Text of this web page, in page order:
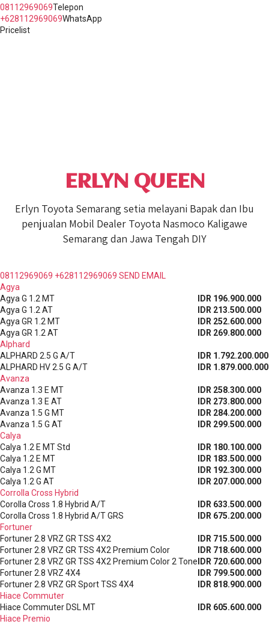
08112969069Telepon
+628112969069WhatsApp
Pricelist
ERLYN QUEEN
Erlyn Toyota Semarang setia melayani Bapak dan Ibu
penjualan Mobil Dealer Toyota Nasmoco Kaligawe
Semarang dan Jawa Tengah DIY
08112969069 +628112969069 SEND EMAIL
Agya
Agya G 1.2 MT
IDR 196.900.000
Agya G 1.2 AT
IDR 213.500.000
Agya GR 1.2 MT
IDR 252.600.000
Agya GR 1.2 AT
IDR 269.800.000
Alphard
ALPHARD 2.5 G A/T
IDR 1.792.200.000
ALPHARD HV 2.5 G A/T
IDR 1.879.000.000
Avanza
Avanza 1.3 E MT
IDR 258.300.000
Avanza 1.3 E AT
IDR 273.800.000
Avanza 1.5 G MT
IDR 284.200.000
Avanza 1.5 G AT
IDR 299.500.000
Calya
Calya 1.2 E MT Std
IDR 180.100.000
Calya 1.2 E MT
IDR 183.500.000
Calya 1.2 G MT
IDR 192.300.000
Calya 1.2 G AT
IDR 207.000.000
Corrolla Cross Hybrid
Corolla Cross 1.8 Hybrid A/T
IDR 633.500.000
Corolla Cross 1.8 Hybrid A/T GRS
IDR 675.200.000
Fortuner
Fortuner 2.8 VRZ GR TSS 4X2
IDR 715.500.000
Fortuner 2.8 VRZ GR TSS 4X2 Premium Color
IDR 718.600.000
Fortuner 2.8 VRZ GR TSS 4X2 Premium Color 2 Tone IDR 720.600.000
Fortuner 2.8 VRZ 4X4
IDR 799.500.000
Fortuner 2.8 VRZ GR Sport TSS 4X4
IDR 818.900.000
Hiace Commuter
Hiace Commuter DSL MT
IDR 605.600.000
Hiace Premio